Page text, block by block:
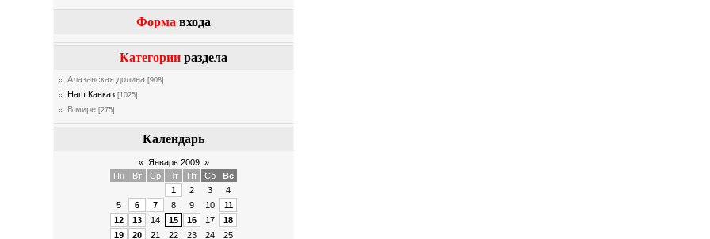
Форма входа
Категории раздела
Алазанская долина [908]
Наш Кавказ [1025]
В мире [275]
Календарь
« Январь 2009 »
Пн
Вт Ср Чт Пт Сб
Вс
1
2 3
4
5
6 7 8 9 10
11
12
13 14 15 16 17
18
19
20 21 22 23 24
25